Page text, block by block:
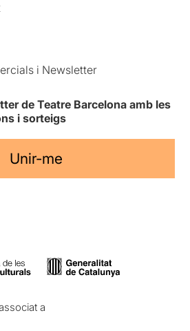
i Newsletter
de Teatre Barcelona amb les
i sorteigs
Unir-me
a